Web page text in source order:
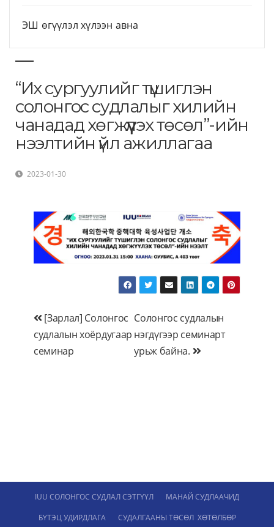
ЭШ өгүүлэл хүлээн авна
“Их сургуулийг түшиглэн
солонгос судлалыг хилийн
чанадад хөгжүүлэх төсөл”-ийн
нээлтийн үйл ажиллагаа
2023-01-30
Мэдээний
цэс
Солонгос судлалын
нэгдүгээр семинарт
урьж байна.
[Зарлал] Солонгос
судлалын хоёрдугаар
семинар
IUU СОЛОНГОС СУДЛАЛ СЭТГҮҮЛ
МАНАЙ СУДЛААЧИД
БҮТЭЦ УДИРДЛАГА
СУДАЛГААНЫ ТӨСӨЛ ХӨТӨЛБӨР